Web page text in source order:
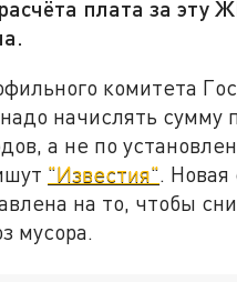
плата за эту
комитета
начислять сумму
а не по
"Известия". Новая
на то, чтобы
мусора.